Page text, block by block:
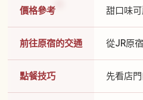
價格參考 甜口味
前往原宿的交通 從JR原
點餐技巧 先看店